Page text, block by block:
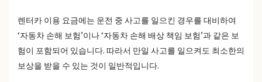
렌터카 이용 요금에는 운전 중 사고를 일으킨 경우를 대비하여
‘자동차 손해 보험’이나 ‘자동차 손해 배상 책임 보험’과 같은 보
험이 포함되어 있습니다. 따라서 만일 사고를 일으켜도 최소한의
보상을 받을 수 있는 것이 일반적입니다.